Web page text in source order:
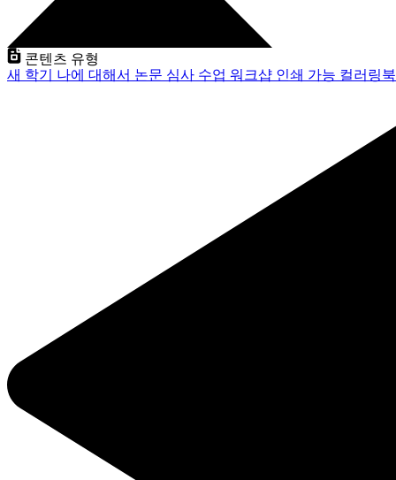
콘텐츠 유형
새 학기 나에 대해서 논문 심사 수업 워크샵 인쇄 가능 컬러링북